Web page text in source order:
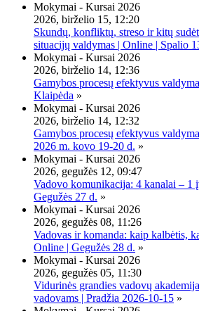
Mokymai - Kursai 2026
2026, birželio 15, 12:20
Skundų, konfliktų, streso ir kitų
situacijų valdymas | Online | Spalio
Mokymai - Kursai 2026
2026, birželio 14, 12:36
Gamybos procesų efektyvus
Klaipėda »
Mokymai - Kursai 2026
2026, birželio 14, 12:32
Gamybos procesų efektyvus
2026 m. kovo 19-20 d. »
Mokymai - Kursai 2026
2026, gegužės 12, 09:47
Vadovo komunikacija: 4 kanalai – 1
Gegužės 27 d. »
Mokymai - Kursai 2026
2026, gegužės 08, 11:26
Vadovas ir komanda: kaip kalbėtis,
Online | Gegužės 28 d. »
Mokymai - Kursai 2026
2026, gegužės 05, 11:30
Vidurinės grandies vadovų
vadovams | Pradžia 2026-10-15 »